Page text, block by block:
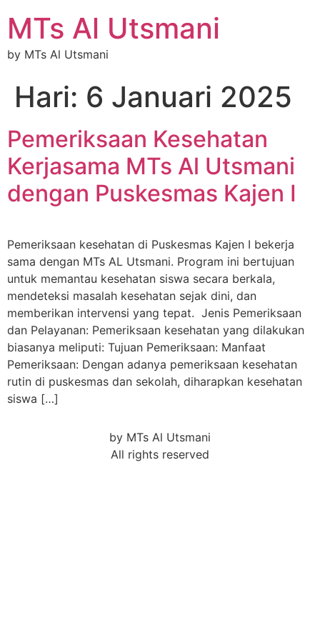
MTs Al Utsmani
by MTs Al Utsmani
Hari: 6 Januari 2025
Pemeriksaan Kesehatan
Kerjasama MTs Al Utsmani
dengan Puskesmas Kajen I
Pemeriksaan kesehatan di Puskesmas Kajen I bekerja
sama dengan MTs AL Utsmani. Program ini bertujuan
untuk memantau kesehatan siswa secara berkala,
mendeteksi masalah kesehatan sejak dini, dan
memberikan intervensi yang tepat. Jenis Pemeriksaan
dan Pelayanan: Pemeriksaan kesehatan yang dilakukan
biasanya meliputi: Tujuan Pemeriksaan: Manfaat
Pemeriksaan: Dengan adanya pemeriksaan kesehatan
rutin di puskesmas dan sekolah, diharapkan kesehatan
siswa […]
by MTs Al Utsmani
All rights reserved